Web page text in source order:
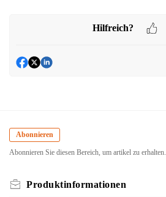
Hilfreich?
Abonnieren
Abonnieren Sie diesen Bereich, um artikel zu erhalten.
Produktinformationen